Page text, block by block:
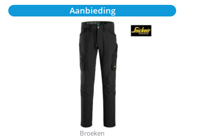
Aanbieding
Broeken
Oorspronkelijke
prijs
was:
€102,97.
Huidige
prijs
is:
€92,54.
Dit
product
heeft
meerdere
variaties.
Deze
optie
kan
gekozen
worden